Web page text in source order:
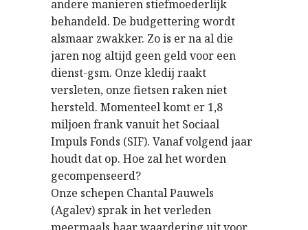
andere manieren stiefmoederlijk
behandeld. De budgettering wordt
alsmaar zwakker. Zo is er na al die
jaren nog altijd geen geld voor een
dienst-gsm. Onze kledij raakt
versleten, onze fietsen raken niet
hersteld. Momenteel komt er 1,8
miljoen frank vanuit het Sociaal
Impuls Fonds (SIF). Vanaf volgend jaar
houdt dat op. Hoe zal het worden
gecompenseerd?
Onze schepen Chantal Pauwels
(Agalev) sprak in het verleden